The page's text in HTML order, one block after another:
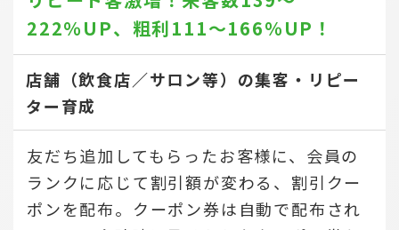
222％UP、 粗利111～166％UP！
店舗（飲食店／サロン等）の集客・リピー
ター育成
友だち追加してもらったお客様に、会員の
ランクに応じて割引額が変わる、割引クー
ポンを配布。クーポン券は自動で配布され